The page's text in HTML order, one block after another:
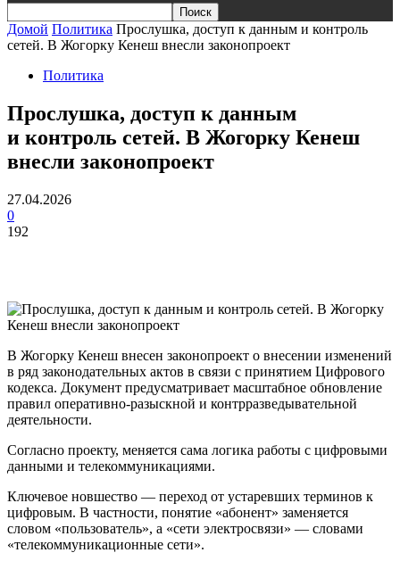
Домой Политика Прослушка, доступ к данным и контроль
сетей. В Жогорку Кенеш внесли законопроект
Политика
Прослушка, доступ к данным
и контроль сетей. В Жогорку Кенеш
внесли законопроект
27.04.2026
0
192
В Жогорку Кенеш внесен законопроект о внесении изменений
в ряд законодательных актов в связи с принятием Цифрового
кодекса. Документ предусматривает масштабное обновление
правил оперативно-разыскной и контрразведывательной
деятельности.
Согласно проекту, меняется сама логика работы с цифровыми
данными и телекоммуникациями.
Ключевое новшество — переход от устаревших терминов к
цифровым. В частности, понятие «абонент» заменяется
словом «пользователь», а «сети электросвязи» — словами
«телекоммуникационные сети».